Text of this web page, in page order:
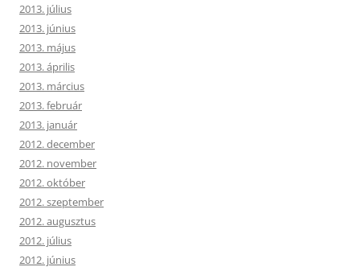
2013. július
2013. június
2013. május
2013. április
2013. március
2013. február
2013. január
2012. december
2012. november
2012. október
2012. szeptember
2012. augusztus
2012. július
2012. június